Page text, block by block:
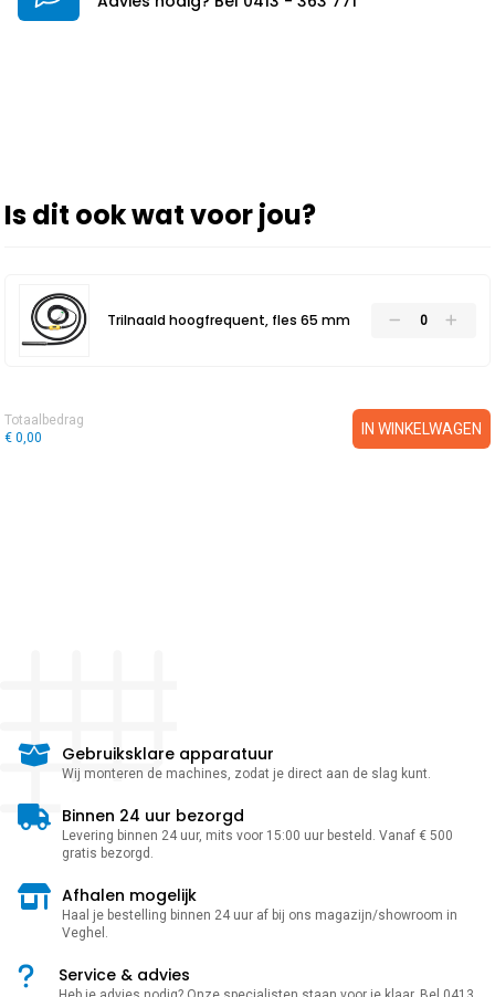
Is dit ook wat voor jou?
Trilnaald hoogfrequent, fles 65 mm
Totaalbedrag
€ 0,00
IN WINKELWAGEN
Gebruiksklare apparatuur
Wij monteren de machines, zodat je direct aan de slag kunt.
Binnen 24 uur bezorgd
Levering binnen 24 uur, mits voor 15:00 uur besteld. Vanaf € 500
gratis bezorgd.
Afhalen mogelijk
Haal je bestelling binnen 24 uur af bij ons magazijn/showroom in
Veghel.
Service & advies